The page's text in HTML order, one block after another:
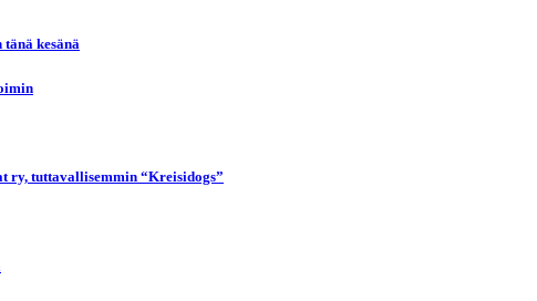
kesänä
ry, tuttavallisemmin “Kreisidogs”